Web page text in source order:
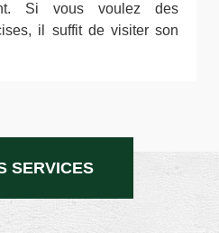
Si vous voulez des
il suffit de visiter son
SERVICES